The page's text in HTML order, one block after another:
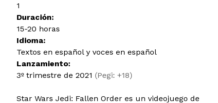
1
Duración:
15-20 horas
Idioma:
Textos en español y voces en español
Lanzamiento:
3º trimestre de 2021 (Pegi: +18)
Star Wars Jedi: Fallen Order es un videojuego de